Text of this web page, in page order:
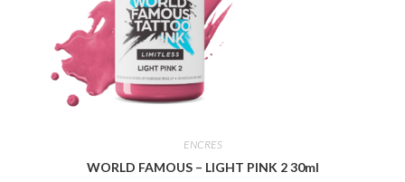
ENCRES
WORLD FAMOUS – LIGHT PINK 2 30ml